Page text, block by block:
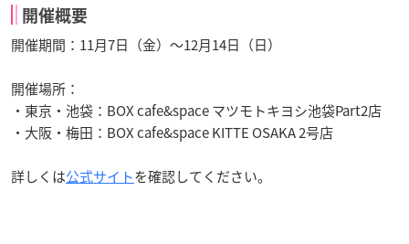
開催概要
開催期間：11月7日（金）～12月14日（日）
開催場所：
・東京・池袋：BOX cafe&space マツモトキヨシ池袋Part2店
・大阪・梅田：BOX cafe&space KITTE OSAKA 2号店
詳しくは公式サイトを確認してください。